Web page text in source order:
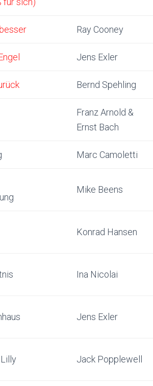
Ray Cooney
Jens Exler
Bernd Spehling
Franz Arnold &
Ernst Bach
Marc Camoletti
Mike Beens
Konrad Hansen
Ina Nicolai
Jens Exler
Jack Popplewell